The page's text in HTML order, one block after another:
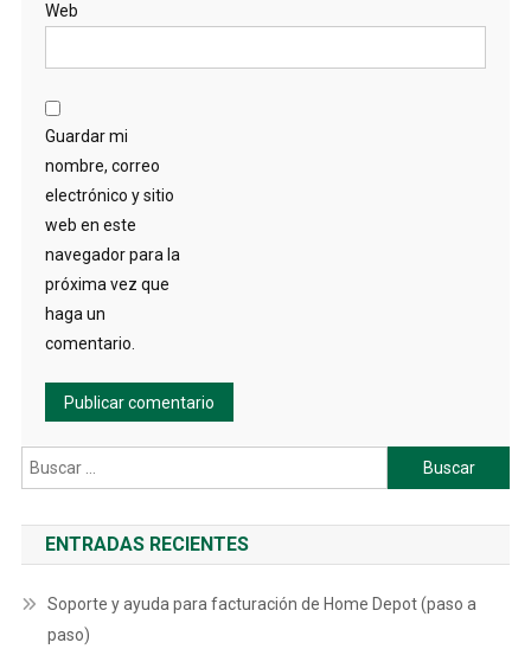
Web
Guardar mi
nombre, correo
electrónico y sitio
web en este
navegador para la
próxima vez que
haga un
comentario.
Buscar:
ENTRADAS RECIENTES
Soporte y ayuda para facturación de Home Depot (paso a
paso)